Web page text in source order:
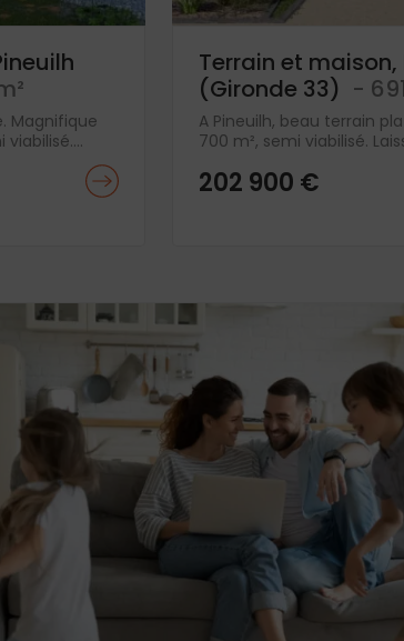
Magnifique
Terrain et maison,
(Gironde 33) -
A Pineuilh, beau terrain
700 m², semi viabilisé.
202 900 €